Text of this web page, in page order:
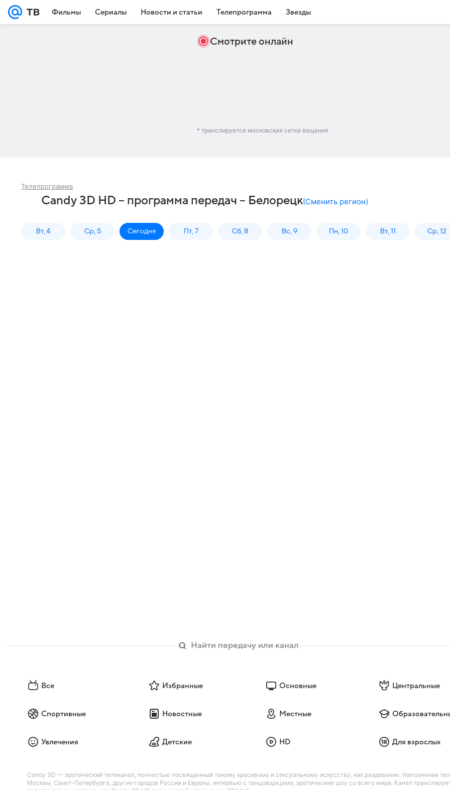
Фильмы Сериалы Новости и статьи Телепрограмма Звезды
Смотрите онлайн
* транслируется московская сетка вещания
Телепрограмма
Candy 3D HD – программа передач – Белорецк(Сменить регион)
Вт, 4 Ср, 5 Сегодня Пт, 7 Сб, 8 Вс, 9 Пн, 10 Вт, 11 Ср, 12
Все Избранные Основные Центральные
Спортивные Новостные Местные
Увлечения Детские HD Для взрослых
Candy 3D — эротический телеканал, полностью посвященный такому красивому и сексуальному искусству, как раздевание. Наполнение
Москвы, Санкт-Петербурга, других городов России и Европы, интервью с танцовщицами, эротические шоу со всего мира. Канал